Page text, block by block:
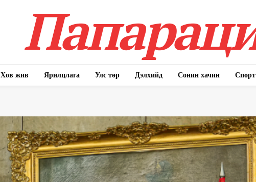
Хов жив Ярилцлага Улс төр Дэлхийд Сонин хачин Спорт